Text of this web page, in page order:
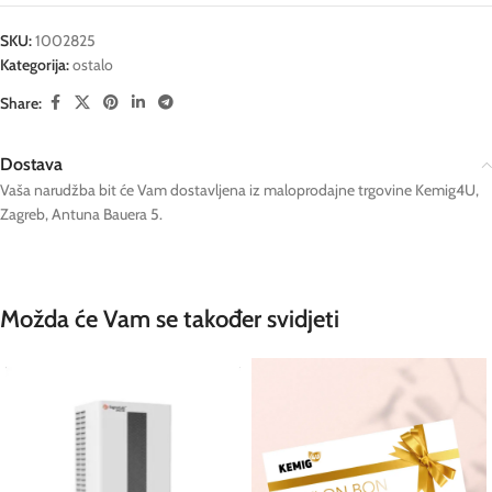
SKU:1002825
Kategorija:ostalo
Share:
Dostava
Vaša narudžba bit će Vam dostavljena iz maloprodajne trgovine Kemig4U,
Zagreb, Antuna Bauera 5.
Možda će Vam se također svidjeti